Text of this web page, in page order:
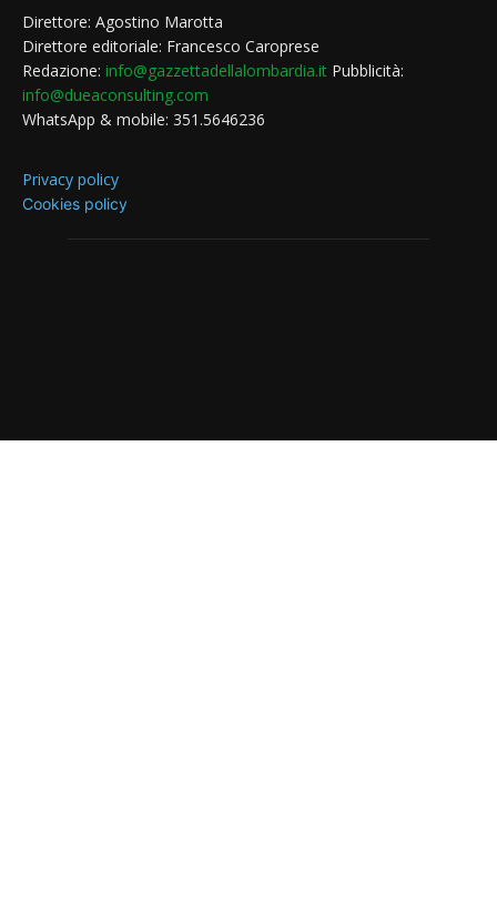
Direttore: Agostino Marotta
Direttore editoriale: Francesco Caroprese
Redazione: info@gazzettadellalombardia.it Pubblicità:
info@dueaconsulting.com
WhatsApp & mobile: 351.5646236
Privacy policy
Cookies policy